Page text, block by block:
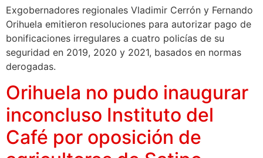
Exgobernadores regionales Vladimir Cerrón y Fernando
Orihuela emitieron resoluciones para autorizar pago de
bonificaciones irregulares a cuatro policías de su
seguridad en 2019, 2020 y 2021, basados en normas
derogadas.
Orihuela no pudo inaugurar
inconcluso Instituto del
Café por oposición de